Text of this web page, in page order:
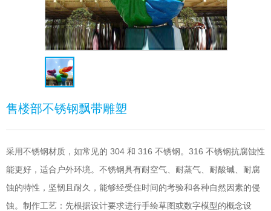
售楼部不锈钢飘带雕塑
采用不锈钢材质，如常见的 304 和 316 不锈钢。316 不锈钢抗腐蚀性
能更好，适合户外环境。不锈钢具有耐空气、耐蒸气、耐酸碱、耐腐
蚀的特性，坚韧且耐久，能够经受住时间的考验和各种自然因素的侵
蚀。制作工艺：先根据设计要求进行手绘草图或数字模型的概念设